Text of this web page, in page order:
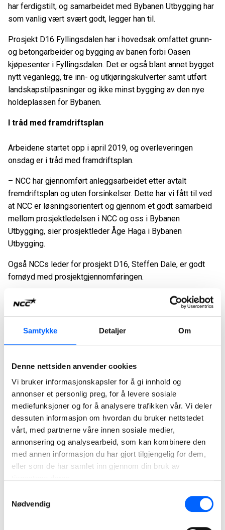
Samtykke Detaljer Om
Denne nettsiden anvender cookies
Vi bruker informasjonskapsler for å gi innhold og
annonser et personlig preg, for å levere sosiale
mediefunksjoner og for å analysere trafikken vår. Vi deler
dessuten informasjon om hvordan du bruker nettstedet
vårt, med partnerne våre innen sosiale medier,
annonsering og analysearbeid, som kan kombinere den
med annen informasjon du har gjort tilgjengelig for dem,
eller som de har samlet inn gjennom din bruk av
Nødvendig
har ferdigstilt, og samarbeidet med Bybanen Utbygging har
som vanlig vært svært godt, legger han til.
Prosjekt D16 Fyllingsdalen har i hovedsak omfattet grunn-
og betongarbeider og bygging av banen forbi Oasen
kjøpesenter i Fyllingsdalen. Det er også blant annet bygget
nytt veganlegg, tre inn- og utkjøringskulverter samt utført
landskapstilpasninger og ikke minst bygging av den nye
holdeplassen for Bybanen.
I tråd med framdriftsplan
Arbeidene startet opp i april 2019, og overleveringen
onsdag er i tråd med framdriftsplan.
– NCC har gjennomført anleggsarbeidet etter avtalt
fremdriftsplan og uten forsinkelser. Dette har vi fått til ved
at NCC er løsningsorientert og gjennom et godt samarbeid
mellom prosjektledelsen i NCC og oss i Bybanen
Utbygging, sier prosjektleder Åge Haga i Bybanen
Utbygging.
Også NCCs leder for prosjekt D16, Steffen Dale, er godt
fornøyd med prosjektgjennomføringen.
– Prosjektet har gått veldig bra, vi har hatt et veldig godt
samarbeid med byggherren fra første dag, sier Dale.
D16 prosjektet som er den første grunnentreprisen som er
ferdig på dette fjerde byggetrinnet for å få Bybanen fra
banen fram til bydelen.
– Løst på en god måte
Anleggsområdet har i hovedsak vært mellom Oasen Senter
og idrettsplassen ved Fyllingsdalen vgs. Det er også utført
arbeider i boligfeltet Ørnahaugen.
Ifølge prosjektleder Steffen Dale i NCC har det vært
utfordrende elementer i prosjektet, og som er blitt løst på
– Å etablere en ny innkjøring i kjelleren på kjøpesenteret
Oasen Senter samtidig som senterets parkeringsanlegg,
butikker samt alle helsetilbudene har vært åpne, kunne til